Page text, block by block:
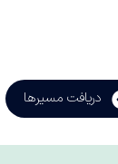
دریافت مسیرها